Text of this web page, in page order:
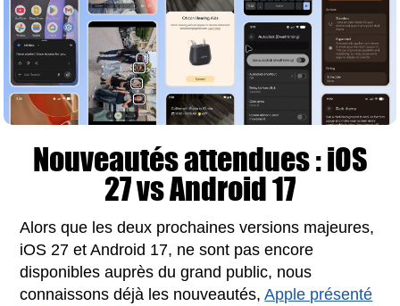
Nouveautés attendues : iOS
27 vs Android 17
Alors que les deux prochaines versions majeures,
iOS 27 et Android 17, ne sont pas encore
disponibles auprès du grand public, nous
connaissons déjà les nouveautés,Apple présenté